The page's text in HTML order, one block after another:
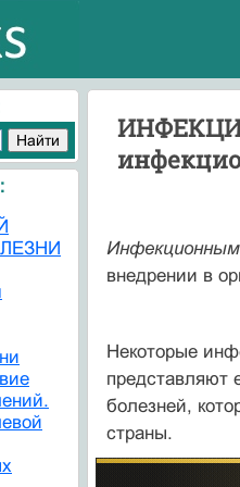
внедрении в
Некоторые
представляют
болезней,
страны.